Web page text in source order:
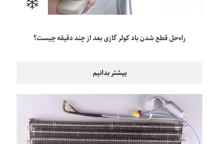
راه‌حل قطع شدن باد کولر گازی بعد از چند دقیقه چیست؟
بیشتر بدانیم